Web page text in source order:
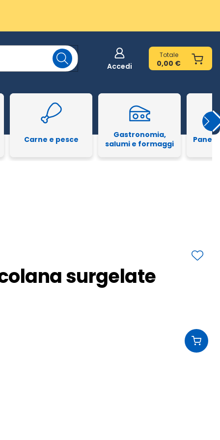
Accedi
Totale
0,00 €
Carne e pesce
Gastronomia,
salumi e formaggi
Pane
surgelate